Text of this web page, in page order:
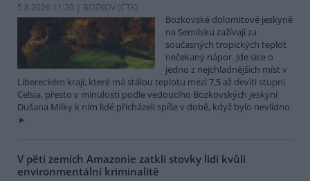
5.8.2026 11:20 | BOZKOV (ČTK)
Bozkovské dolomitové jeskyně
na Semilsku zažívají za
současných tropických teplot
nečekaný nápor. Jde sice o
jedno z nejchladnějších míst v
Libereckém kraji, které má stálou teplotu mezi 7,5 až devíti stupni
Celsia, přesto v minulosti podle vedoucího Bozkovských jeskyní
Dušana Milky k nim lidé přicházeli spíše v době, když bylo nevlídno.
V pěti zemích Amazonie zatkli stovky lidí kvůli
environmentální kriminalitě